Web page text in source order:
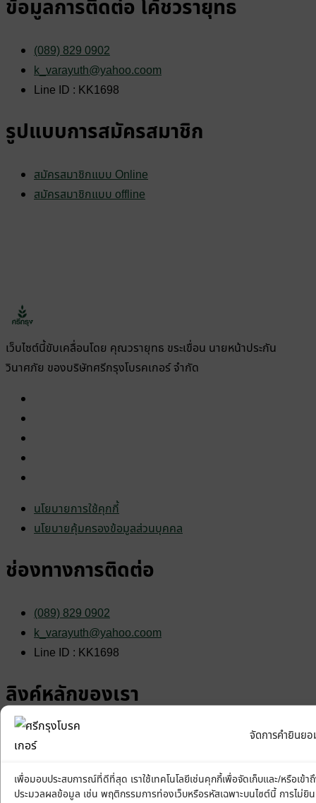
จัดการคำยินย
เพื่อมอบประสบการณ์ที่ดีที่สุด เราใช้เทคโนโลยีเช่นคุกกี้เพื่อจัดเก็บและ/หรือเข้
ประมวลผลข้อมูล เช่น พฤติกรรมการท่องเว็บหรือรหัสเฉพาะบนไซต์นี้ การไ
ข้อมูลการติดต่อ โค้ชวรายุทธ
(089) 829 0902
k_varayuth@yahoo.coom
Line ID : KK1698
รูปแบบการสมัครสมาชิก
สมัครสมาชิกแบบ Online
สมัครสมาชิกแบบ offline
เว็บไซต์นี้ขับเคลื่อนโดย คุณวรายุทธ ขระเขื่อน นายหน้าประกัน
วินาศภัย ของบริษัทศรีกรุงโบรคเกอร์ จำกัด
นโยบายการใช้คุกกี้
นโยบายคุ้มครองข้อมูลส่วนบุคคล
ช่องทางการติดต่อ
(089) 829 0902
k_varayuth@yahoo.coom
Line ID : KK1698
ลิงค์หลักของเรา
สมัครสมาชิกศรีกรุง
สินค้าและบริการ
แผนการตลาด